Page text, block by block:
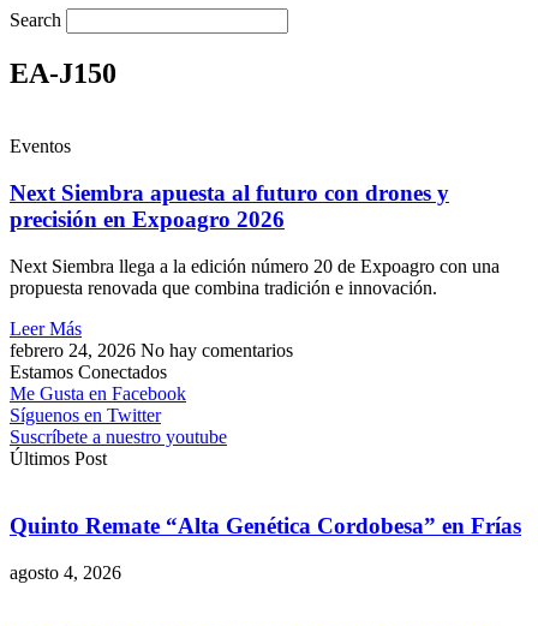
Search
EA-J150
Eventos
Next Siembra apuesta al futuro con drones y
precisión en Expoagro 2026
Next Siembra llega a la edición número 20 de Expoagro con una
propuesta renovada que combina tradición e innovación.
Leer Más
febrero 24, 2026 No hay comentarios
Estamos Conectados
Me Gusta en Facebook
Síguenos en Twitter
Suscríbete a nuestro youtube
Últimos Post
Quinto Remate “Alta Genética Cordobesa” en Frías
agosto 4, 2026